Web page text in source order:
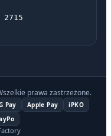
prawa zastrzeżone.
Pay Apple Pay
iPKO